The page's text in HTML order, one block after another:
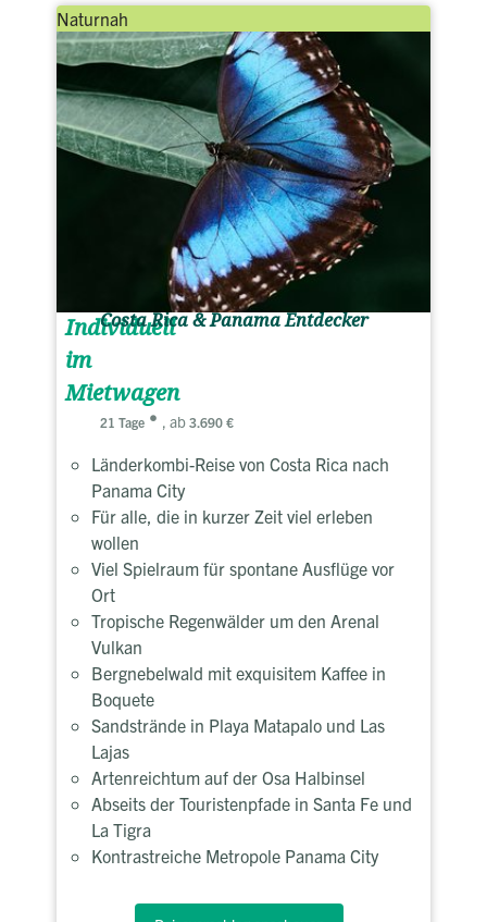
Naturnah
Individuell
im
Mietwagen
Costa Rica & Panama Entdecker
21 Tage , ab 3.690 €
Länderkombi-Reise von Costa Rica nach
Panama City
Für alle, die in kurzer Zeit viel erleben
wollen
Viel Spielraum für spontane Ausflüge vor
Ort
Tropische Regenwälder um den Arenal
Vulkan
Bergnebelwald mit exquisitem Kaffee in
Boquete
Sandstrände in Playa Matapalo und Las
Lajas
Artenreichtum auf der Osa Halbinsel
Abseits der Touristenpfade in Santa Fe und
La Tigra
Kontrastreiche Metropole Panama City